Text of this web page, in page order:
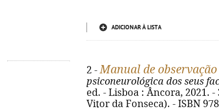
ADICIONAR À LISTA
2 -Manual de
psiconeurológica dos seus
ed. - Lisboa : Âncora, 2021.
Vitor da Fonseca). - ISBN